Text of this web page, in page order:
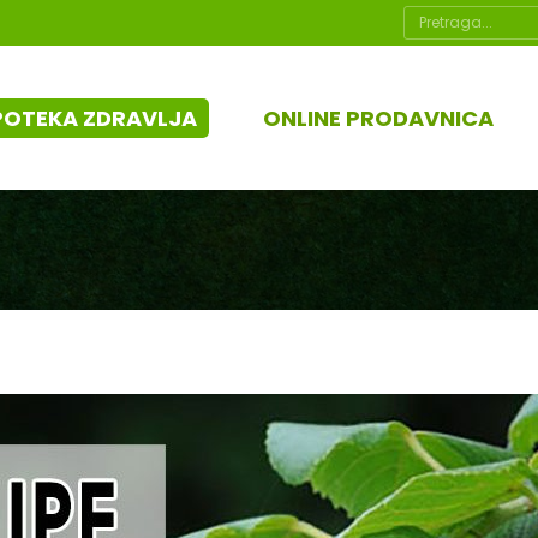
Search:
ZDRAVLJA ONLINE PRODAVNICA